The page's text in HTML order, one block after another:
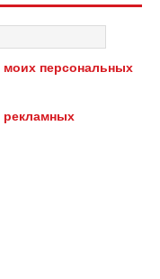
моих персональных
рекламных